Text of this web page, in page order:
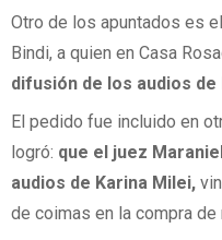
Otro de los apuntados es
Bindi, a quien en Casa
difusión de los audios de
El pedido fue incluido en
logró: que el juez
audios de Karina Milei,
de coimas en la compra